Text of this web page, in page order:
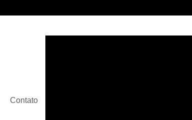
Contato